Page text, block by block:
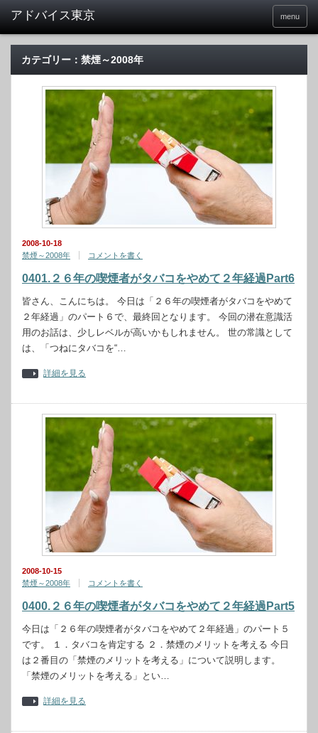
menu
カテゴリー：禁煙～2008年
2008-10-18
禁煙～2008年
コメントを書く
0401.２６年の喫煙者がタバコをやめて２年経過Part6
皆さん、こんにちは。 今日は「２６年の喫煙者がタバコをやめて
２年経過」のパート６で、最終回となります。 今回の潜在意識活
用のお話は、少しレベルが高いかもしれません。 世の常識として
は、「つねにタバコを“…
詳細を見る
2008-10-15
禁煙～2008年
コメントを書く
0400.２６年の喫煙者がタバコをやめて２年経過Part5
今日は「２６年の喫煙者がタバコをやめて２年経過」のパート５
です。 １．タバコを肯定する ２．禁煙のメリットを考える 今日
は２番目の「禁煙のメリットを考える」について説明します。
「禁煙のメリットを考える」とい…
詳細を見る